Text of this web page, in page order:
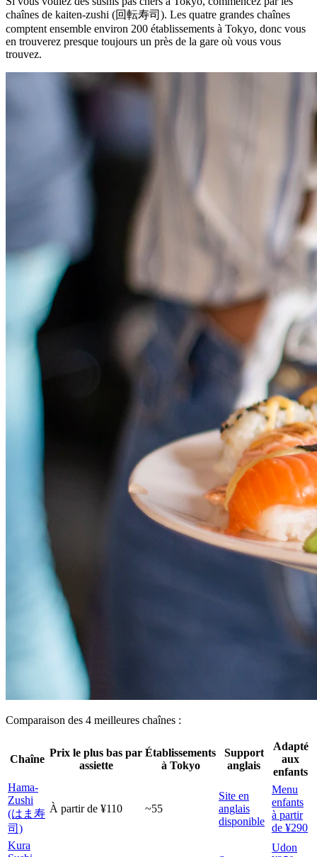
chaînes de kaiten-zushi (回転寿司). Les quatre grandes chaînes
comptent ensemble environ 200 établissements à Tokyo, donc vous
en trouverez presque toujours un près de la gare où vous vous
trouvez.
Comparaison des 4 meilleures chaînes :
Chaîne
Prix le plus bas par
assiette
Établissements
à Tokyo
Support
anglais
Adapté
aux
enfants
Hama-
Zushi
(はま寿
司)
À partir de ¥110 ~55
Site en
anglais
disponible
Menu
enfants
à partir
de ¥290
Kura
Udon